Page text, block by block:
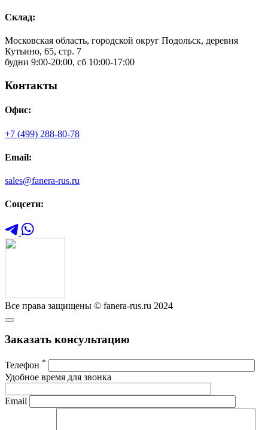
Склад:
Московская область, городской округ Подольск, деревня
Кутьино, 65, стр. 7
будни 9:00-20:00, сб 10:00-17:00
Контакты
Офис:
+7 (499) 288-80-78
Email:
sales@fanera-rus.ru
Соцсети:
Все права защищены © fanera-rus.ru 2024
Заказать консультацию
Телефон *
Удобное время для звонка
Email